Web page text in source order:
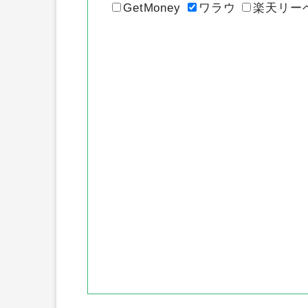
GetMoney ワラウ 楽天リー